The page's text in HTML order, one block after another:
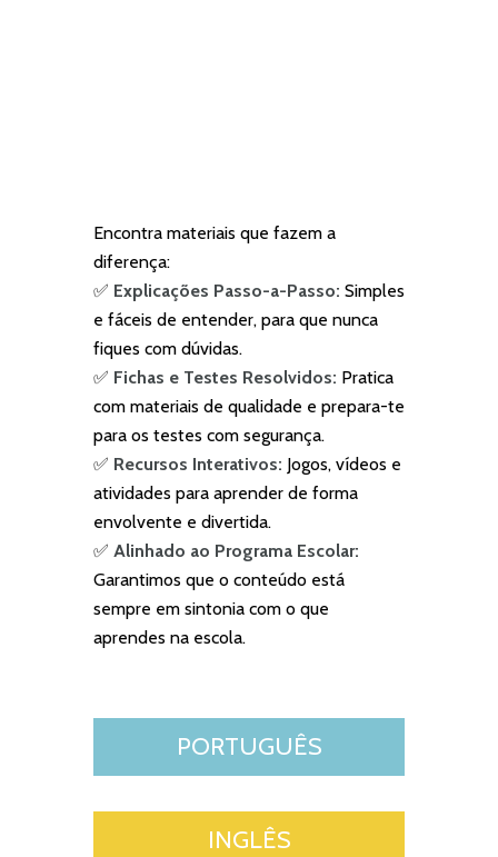
Encontra materiais que fazem a
diferença:
✅ Explicações Passo-a-Passo: Simples
e fáceis de entender, para que nunca
fiques com dúvidas.
✅ Fichas e Testes Resolvidos: Pratica
com materiais de qualidade e prepara-te
para os testes com segurança.
✅ Recursos Interativos: Jogos, vídeos e
atividades para aprender de forma
envolvente e divertida.
✅ Alinhado ao Programa Escolar:
Garantimos que o conteúdo está
sempre em sintonia com o que
aprendes na escola.
PORTUGUÊS
INGLÊS